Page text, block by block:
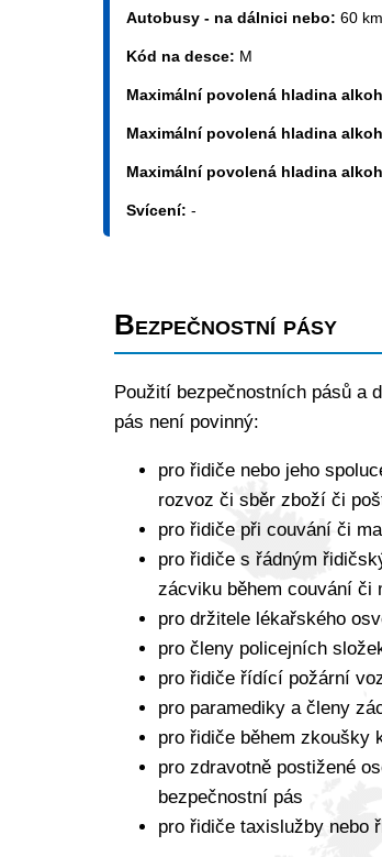
Autobusy - na dálnici nebo: 60
Kód na desce: M
Maximální povolená hladina
Maximální povolená hladina
Maximální povolená hladina
Svícení: -
Bezpečnostní pásy
Použití bezpečnostních pásů a
pás není povinný:
pro řidiče nebo jeho
rozvoz či sběr zboží či
pro řidiče při couvání či
pro řidiče s řádným
zácviku během couvání či
pro držitele lékařského
pro členy policejních
pro řidiče řídící požární
pro paramediky a členy
pro řidiče během zkoušky
pro zdravotně postižené
bezpečnostní pás
pro řidiče taxislužby nebo